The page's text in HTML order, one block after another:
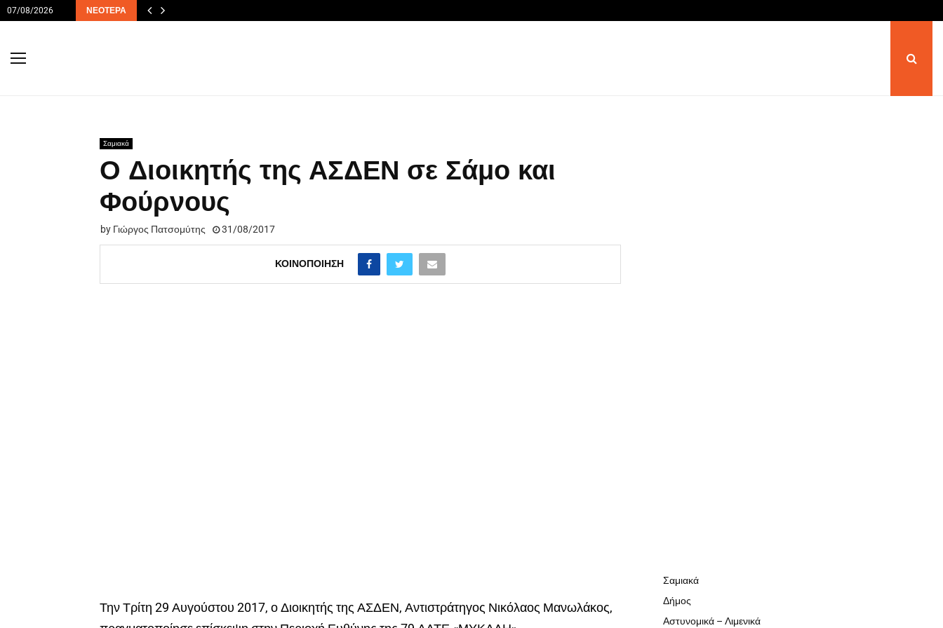
07/08/2026 ΝΕΌΤΕΡΑ
Σαμιακά
O Διοικητής της ΑΣΔΕΝ σε Σάμο και
Φούρνους
by Γιώργος Πατσομύτης 31/08/2017
ΚΟΙΝΟΠΟΊΗΣΗ
Την Τρίτη 29 Αυγούστου 2017, ο Διοικητής της ΑΣΔΕΝ, Αντιστράτηγος Νικόλαος Μανωλάκος,
Σαμιακά
Δήμος
Αστυνομικά – Λιμενικά